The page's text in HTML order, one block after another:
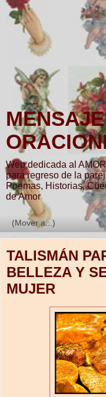
Web dedicada al
para regreso de la
Poemas, Historias,
de Amor
TALISMÁN
BELLEZA Y
MUJER